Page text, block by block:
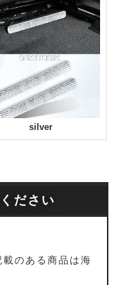
silver
ださい
載のある商品は海